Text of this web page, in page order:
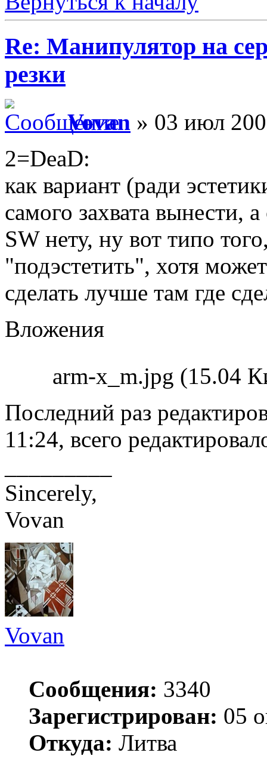
Re: Манипулятор на
резки
Vovan » 03 июл
2=DeaD:
как вариант (ради
самого захвата вынести,
SW нету, ну вот типо
"подэстетить", хотя
сделать лучше там где
Вложения
arm-x_m.jpg (15.04
Последний раз
11:24, всего
Sincerely,
Vovan
Vovan
Сообщения: 3340
Зарегистрирован: 05
Откуда: Литва